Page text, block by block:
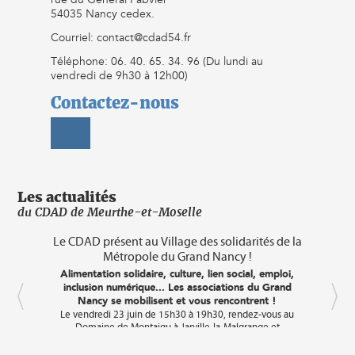
Partage des tâches domestiques : 80 % des femmes font la
cuisine ou le ménage au moins une heure chaque jour,
contre 36 % des hommes (Observatoire des inégalités).
l'actuelle Assemblée sont des femmes, une part en recul
depuis 2022.
Les femmes continuent de faire face à des discriminations
fondamentaux (comme en Iran ou en Afghanistan), et de
physiques ou sexuelles au cours de sa vie. De plus, dans de
nombreux pays, l’accès aux soins de santé reproductive est
entravé, mettant en péril leurs droits et leur autonomie.
54035 Nancy cedex.
Courriel: contact@cdad54.fr
Téléphone: 06. 40. 65. 34. 96 (Du lundi au
vendredi de 9h30 à 12h00)
Contactez-nous
Les actualités
du CDAD de Meurthe-et-Moselle
Le CDAD présent au Village des solidarités de la
Métropole du Grand Nancy !
Alimentation solidaire, culture, lien social, emploi,
inclusion numérique... Les associations du Grand
Nancy se mobilisent et vous rencontrent !
Le vendredi 23 juin de 15h30 à 19h30, rendez-vous au
Domaine de Montaigu à Jarville-la-Malgrange et